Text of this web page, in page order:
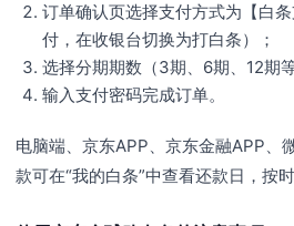
订单确认页选择支付方式为【白
付，在收银台切换为打白条）；
选择分期期数（3期、6期、12期
输入支付密码完成订单。
电脑端、京东APP、京东金融APP、
款可在“我的白条”中查看还款日，按